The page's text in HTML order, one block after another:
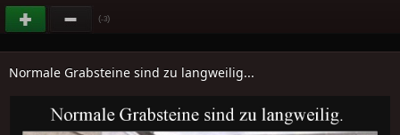
(-3)
Normale Grabsteine sind zu langweilig...